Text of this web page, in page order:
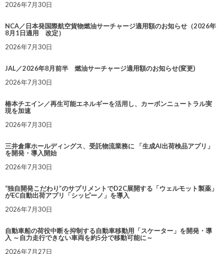
2026年7月30日
NCA／日本発国際航空貨物燃油サーチャージ適用額のお知らせ（2026年
8月1日適用 改定）
2026年7月30日
JAL／2026年8月前半 燃油サーチャージ適用額のお知らせ(変更)
2026年7月30日
椿本チエイン／再生可能エネルギーを活用し、カーボンニュートラル実
現を加速
2026年7月30日
三井倉庫ホールディングス、受託物流業務に 「生成AI出荷検品アプリ」
を開発・導入開始
2026年7月30日
“独自開発こだわり”のサプリメントでD2C展開する「ウェルモット製薬」
がEC自動出荷アプリ「シッピーノ」を導入
2026年7月30日
自動車船の荷役中断を抑制する自動車移動用「スケーター」を開発・導
入 ～自力走行できない車両を約5分で移動可能に～
2026年7月27日